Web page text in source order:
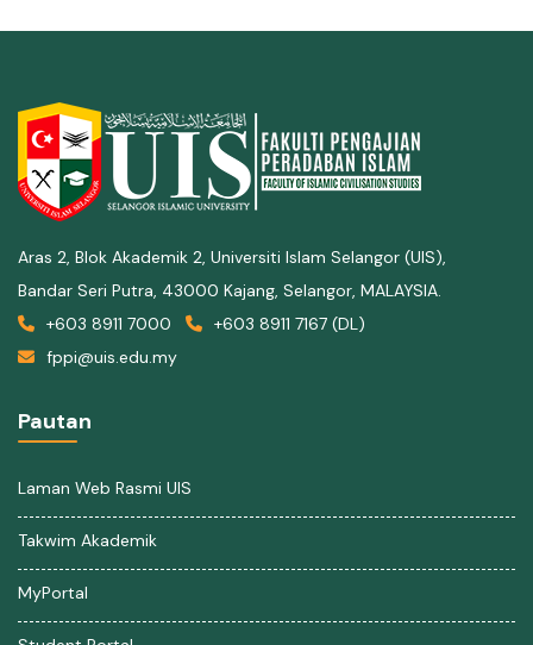
Aras 2, Blok Akademik 2, Universiti Islam Selangor (UIS),
Bandar Seri Putra, 43000 Kajang, Selangor, MALAYSIA.
+603 8911 7000
+603 8911 7167 (DL)
fppi@uis.edu.my
Pautan
Laman Web Rasmi UIS
Takwim Akademik
MyPortal